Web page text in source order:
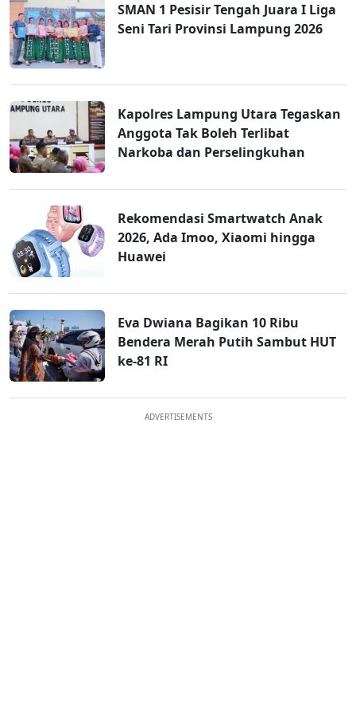
SMAN 1 Pesisir Tengah Juara I Liga
Seni Tari Provinsi Lampung 2026
Kapolres Lampung Utara Tegaskan
Anggota Tak Boleh Terlibat
Narkoba dan Perselingkuhan
Rekomendasi Smartwatch Anak
2026, Ada Imoo, Xiaomi hingga
Huawei
Eva Dwiana Bagikan 10 Ribu
Bendera Merah Putih Sambut HUT
ke-81 RI
ADVERTISEMENTS